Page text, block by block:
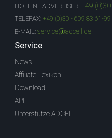
HOTLINE ADVERTISER: +49 (0)30
TELEFAX: +49 (0)30 - 609 83 61-99
E-MAIL: service@adcell.de
Service
News
Affiliate-Lexikon
Download
API
Unterstütze ADCELL